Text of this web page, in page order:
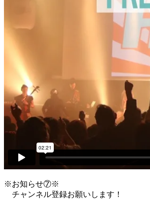
※お知らせ⑦※
チャンネル登録お願いします！